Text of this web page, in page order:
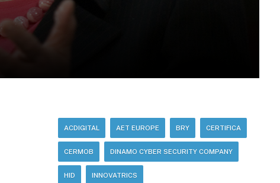
ACDIGITAL AET EUROPE BRY CERTIFICA
CERMOB DINAMO CYBER SECURITY COMPANY
HID INNOVATRICS